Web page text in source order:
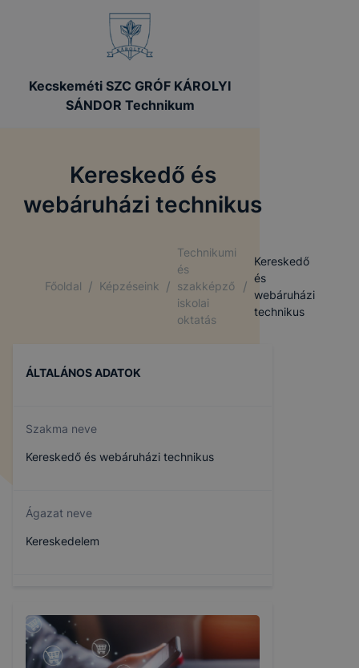
Kecskeméti SZC GRÓF KÁROLYI
SÁNDOR Technikum
Kereskedő és
webáruházi technikus
Főoldal / Képzéseink /
Technikumi
és
szakképző
iskolai
oktatás
/
Kereskedő
és
webáruházi
technikus
ÁLTALÁNOS ADATOK
Szakma neve
Kereskedő és webáruházi technikus
Ágazat neve
Kereskedelem
504161303